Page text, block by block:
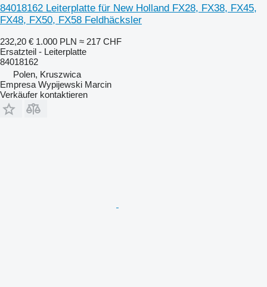
84018162 Leiterplatte für New Holland FX28, FX38, FX45,
FX48, FX50, FX58 Feldhäcksler
232,20 € 1.000 PLN ≈ 217 CHF
Ersatzteil - Leiterplatte
84018162
Polen, Kruszwica
Empresa Wypijewski Marcin
Verkäufer kontaktieren